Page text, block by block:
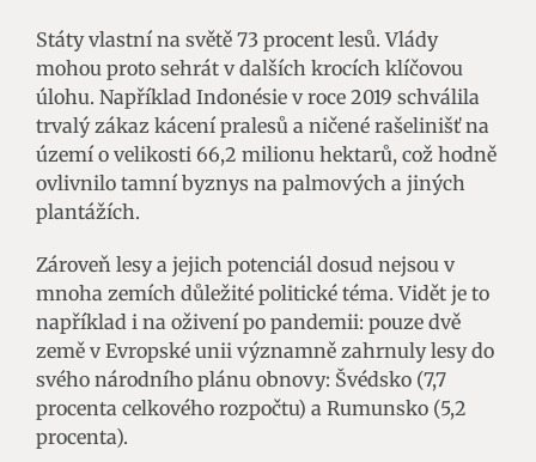
Státy vlastní na světě 73 procent lesů. Vlády
mohou proto sehrát v dalších krocích klíčovou
úlohu. Například Indonésie v roce 2019 schválila
trvalý zákaz kácení pralesů a ničené rašelinišť na
území o velikosti 66,2 milionu hektarů, což hodně
ovlivnilo tamní byznys na palmových a jiných
plantážích.
Zároveň lesy a jejich potenciál dosud nejsou v
mnoha zemích důležité politické téma. Vidět je to
například i na oživení po pandemii: pouze dvě
země v Evropské unii významně zahrnuly lesy do
svého národního plánu obnovy: Švédsko (7,7
procenta celkového rozpočtu) a Rumunsko (5,2
procenta).